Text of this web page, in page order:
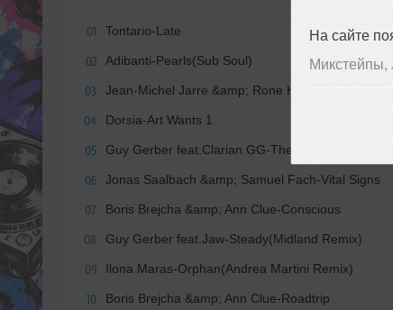
На сайте
Микстейпы,
01 Tontario-Late
02 Adibanti-Pearls(Sub Soul)
03 Jean-Michel Jarre &amp; Rone Heart Of
04 Dorsia-Art Wants 1
05 Guy Gerber feat.Clarian GG-The Golden Sun and
06 Jonas Saalbach &amp; Samuel Fach-Vital Signs
07 Boris Brejcha &amp; Ann Clue-Conscious
08 Guy Gerber feat.Jaw-Steady(Midland Remix)
09 Ilona Maras-Orphan(Andrea Martini Remix)
10 Boris Brejcha &amp; Ann Clue-Roadtrip